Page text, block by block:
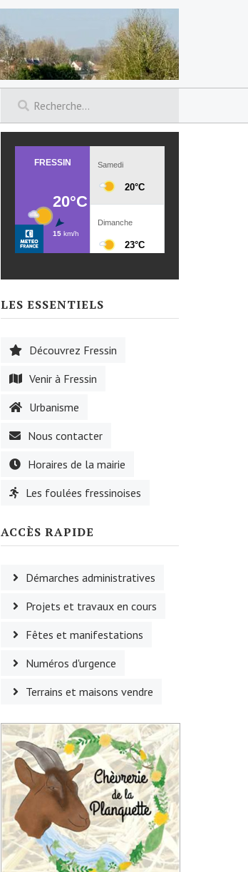
LES ESSENTIELS
Découvrez Fressin
Venir à Fressin
Urbanisme
Nous contacter
Horaires de la mairie
Les foulées fressinoises
ACCÈS RAPIDE
Démarches administratives
Projets et travaux en cours
Fêtes et manifestations
Numéros d'urgence
Terrains et maisons vendre